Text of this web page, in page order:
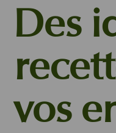
Des
vos